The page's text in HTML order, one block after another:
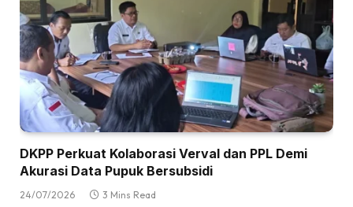
DKPP Perkuat Kolaborasi Verval dan PPL Demi
Akurasi Data Pupuk Bersubsidi
24/07/2026 3 Mins Read